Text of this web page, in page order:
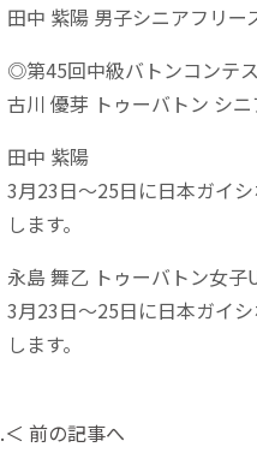
田中 紫陽 男子シニアフリー
◎第45回中級バトンコンテ
古川 優芽 トゥーバトン シ
田中 紫陽
3月23日～25日に日本ガイ
します。
永島 舞乙 トゥーバトン女子
3月23日～25日に日本ガイ
します。
.＜ 前の記事へ